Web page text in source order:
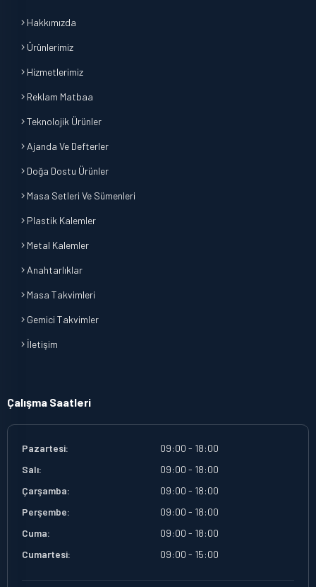
Hakkımızda
Ürünlerimiz
Hizmetlerimiz
Reklam Matbaa
Teknolojik Ürünler
Ajanda Ve Defterler
Doğa Dostu Ürünler
Masa Setleri Ve Sümenleri
Plastik Kalemler
Metal Kalemler
Anahtarlıklar
Masa Takvimleri
Gemici Takvimler
İletişim
Çalışma Saatleri
Pazartesi:
09:00 - 18:00
Salı:
09:00 - 18:00
Çarşamba:
09:00 - 18:00
Perşembe:
09:00 - 18:00
Cuma:
09:00 - 18:00
Cumartesi:
09:00 - 15:00